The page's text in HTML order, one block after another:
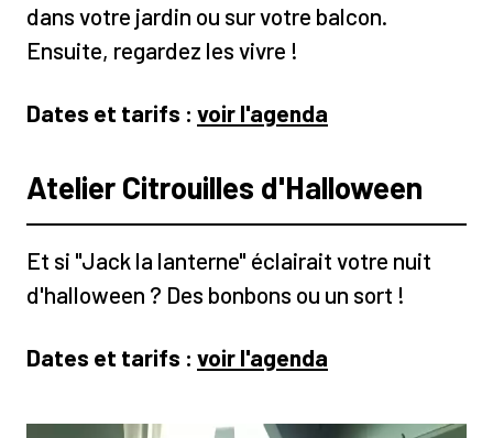
dans votre jardin ou sur votre balcon.
Ensuite, regardez les vivre !
Dates et tarifs : voir l'agenda
Atelier Citrouilles d'Halloween
Et si "Jack la lanterne" éclairait votre nuit
d'halloween ? Des bonbons ou un sort !
Dates et tarifs : voir l'agenda